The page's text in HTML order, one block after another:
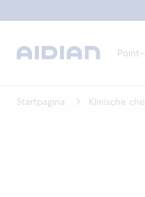
Startpagina Klinische